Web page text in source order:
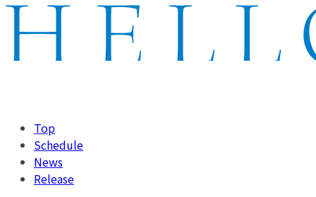
Top
Schedule
News
Release